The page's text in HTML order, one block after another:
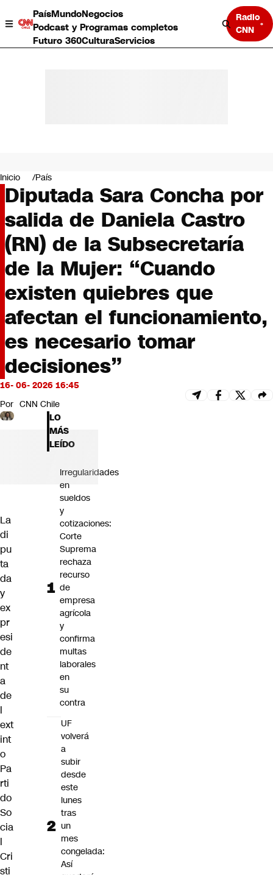
PaísMundoNegocios
Podcast y Programas completos
Futuro 360CulturaServicios
Radio
CNN
Negocios
Deportes
Programas completos
Cultura
Servicios
Bits
CNN Data
CNN tiempo
Futuro 360
Opinión
Inicio País
Diputada Sara Concha por
salida de Daniela Castro
(RN) de la Subsecretaría
de la Mujer: “Cuando
existen quiebres que
afectan el funcionamiento,
es necesario tomar
decisiones”
16- 06- 2026 16:45
Por CNN Chile
La
di
pu
ta
da
y
ex
pr
esi
de
nt
a
de
l
ext
int
o
Pa
rti
do
So
cia
l
Cri
sti
LO
MÁS
LEÍDO
Irregularidades
en
sueldos
y
cotizaciones:
Corte
Suprema
rechaza
recurso
de
empresa
agrícola
y
confirma
multas
laborales
en
su
contra
UF
volverá
a
subir
desde
este
lunes
tras
un
mes
congelada:
Así